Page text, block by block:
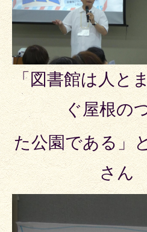
「図書館は人と
ぐ屋根の
た公園である」
さん